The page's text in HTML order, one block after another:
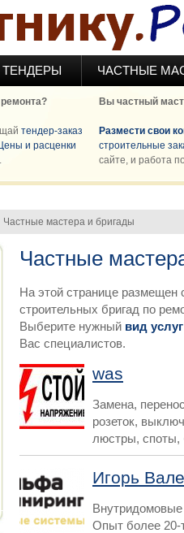
ТЕНДЕРЫ ЧАСТНЫЕ
тендер-заказ
и расценки
.
Вы частный
Размести свои
строительные
сайте, и работа
Частные мастера и бригады
Частные
На этой странице размещен
строительных бригад по
Выберите нужный вид услуг
Вас специалистов.
was
Замена,
розеток,
люстры, споты,
Игорь
Опыт более 20-